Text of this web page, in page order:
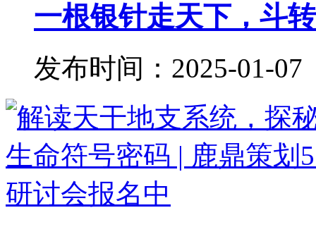
一根银针走天下，斗
发布时间：2025-01-07